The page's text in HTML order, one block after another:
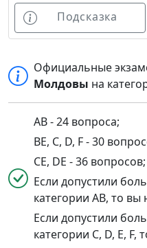
Подсказка
Официальные
Молдовы на
AB - 24 вопроса;
BE, C, D, F - 30
CE, DE - 36 вопросов;
Если допустили
категории AB, то вы
Если допустили
категории C, D, E, F,